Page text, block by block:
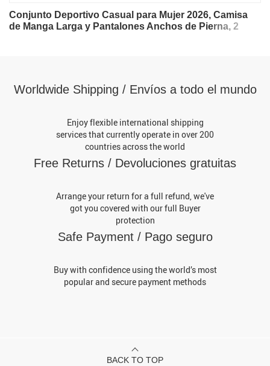
Conjunto Deportivo Casual para Mujer 2026, Camisa
de Manga Larga y Pantalones Anchos de Pierna, 2
Worldwide Shipping / Envíos a todo el mundo
Enjoy flexible international shipping
services that currently operate in over 200
countries across the world
Free Returns / Devoluciones gratuitas
Arrange your return for a full refund, we've
got you covered with our full Buyer
protection
Safe Payment / Pago seguro
Buy with confidence using the world’s most
popular and secure payment methods
BACK TO TOP